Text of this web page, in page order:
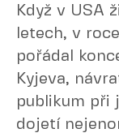
Když v USA
letech, v
pořádal
Kyjeva,
publikum při
dojetí